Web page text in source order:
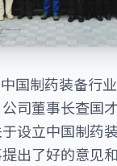
国制药装备行
司董事长查国
设立中国制药
出了好的意见